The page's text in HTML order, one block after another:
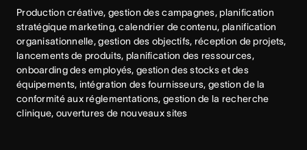
Production créative, gestion des campagnes, planification
stratégique marketing, calendrier de contenu, planification
organisationnelle, gestion des objectifs, réception de projets,
lancements de produits, planification des ressources,
onboarding des employés, gestion des stocks et des
équipements, intégration des fournisseurs, gestion de la
conformité aux réglementations, gestion de la recherche
clinique, ouvertures de nouveaux sites